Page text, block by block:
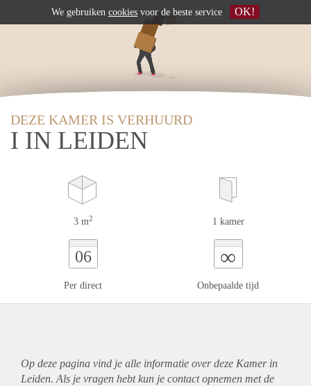
DEZE KAMER IS VERHUURD
I IN LEIDEN
3 m2 1 kamer
06
Per direct
∞
Onbepaalde tijd
Op deze pagina vind je alle informatie over deze Kamer in
Leiden. Als je vragen hebt kun je contact opnemen met de
We gebruiken cookies voor de beste service OK!